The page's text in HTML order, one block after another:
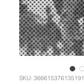
SKU: 366615376135191